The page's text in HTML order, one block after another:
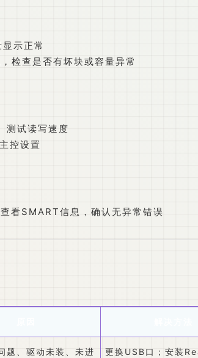
显示正常
检查是否有坏块或容量异常
测试读写速度
控设置
查看SMART信息，确认无异常错误
题、驱动未装、未进
更换USB口；安装